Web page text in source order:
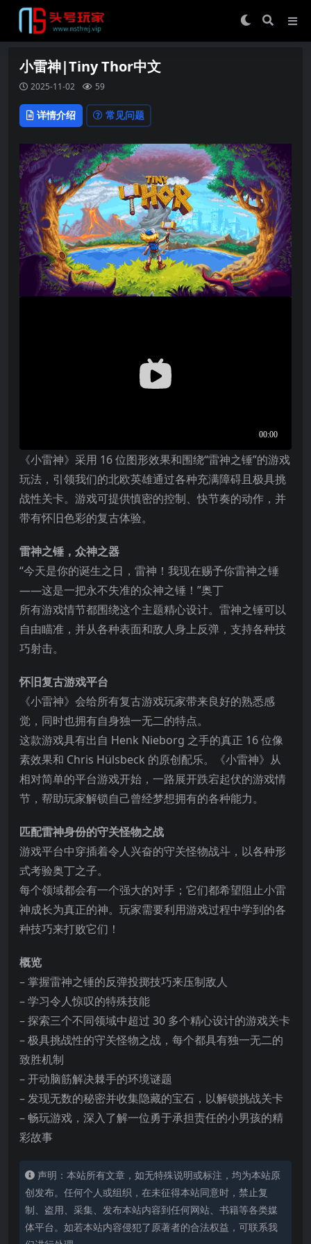
小雷神|Tiny Thor中文
2025-11-02 59
详情介绍 常见问题
《小雷神》采用 16 位图形效果和围绕“雷神之锤”的游戏
玩法，引领我们的北欧英雄通过各种充满障碍且极具挑
战性关卡。游戏可提供慎密的控制、快节奏的动作，并
带有怀旧色彩的复古体验。
雷神之锤，众神之器
“今天是你的诞生之日，雷神！我现在赐予你雷神之锤
——这是一把永不失准的众神之锤！”奥丁
所有游戏情节都围绕这个主题精心设计。雷神之锤可以
自由瞄准，并从各种表面和敌人身上反弹，支持各种技
巧射击。
怀旧复古游戏平台
《小雷神》会给所有复古游戏玩家带来良好的熟悉感
觉，同时也拥有自身独一无二的特点。
这款游戏具有出自 Henk Nieborg 之手的真正 16 位像
素效果和 Chris Hülsbeck 的原创配乐。《小雷神》从
相对简单的平台游戏开始，一路展开跌宕起伏的游戏情
节，帮助玩家解锁自己曾经梦想拥有的各种能力。
匹配雷神身份的守关怪物之战
游戏平台中穿插着令人兴奋的守关怪物战斗，以各种形
式考验奥丁之子。
每个领域都会有一个强大的对手；它们都希望阻止小雷
神成长为真正的神。玩家需要利用游戏过程中学到的各
种技巧来打败它们！
概览
– 掌握雷神之锤的反弹投掷技巧来压制敌人
– 学习令人惊叹的特殊技能
– 探索三个不同领域中超过 30 多个精心设计的游戏关卡
– 极具挑战性的守关怪物之战，每个都具有独一无二的
致胜机制
– 开动脑筋解决棘手的环境谜题
– 发现无数的秘密并收集隐藏的宝石，以解锁挑战关卡
– 畅玩游戏，深入了解一位勇于承担责任的小男孩的精
彩故事
声明：本站所有文章，如无特殊说明或标注，均为本站原
创发布。任何个人或组织，在未征得本站同意时，禁止复
制、盗用、采集、发布本站内容到任何网站、书籍等各类媒
体平台。如若本站内容侵犯了原著者的合法权益，可联系我